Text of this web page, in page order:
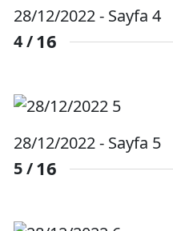
28/12/2022 - Sayfa 4
4 /16
28/12/2022 - Sayfa 5
5 /16